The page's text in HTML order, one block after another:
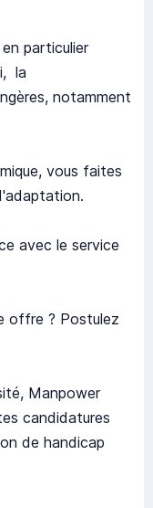
particulier
la
notamment
vous faites
avec le service
offre ? Postulez
Manpower
candidatures
de handicap